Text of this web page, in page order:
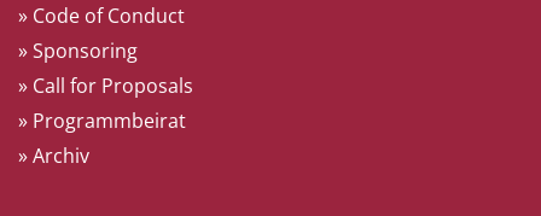
» Code of Conduct
» Sponsoring
» Call for Proposals
» Programmbeirat
» Archiv